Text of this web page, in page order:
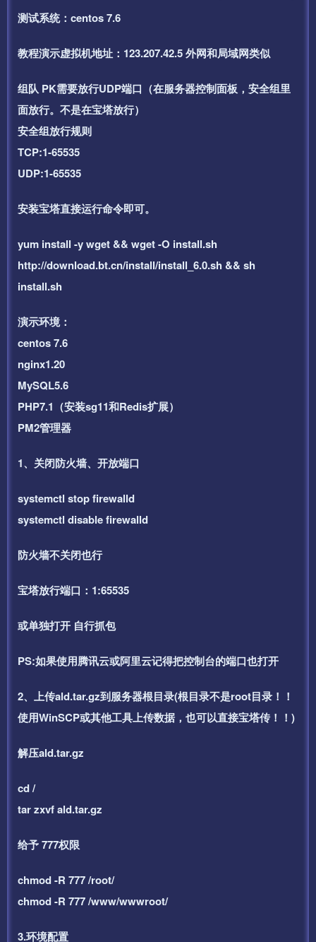
测试系统：centos 7.6
教程演示虚拟机地址：123.207.42.5 外网和局域网类似
组队 PK需要放行UDP端口（在服务器控制面板，安全组里
面放行。不是在宝塔放行）
安全组放行规则
TCP:1-65535
UDP:1-65535
安装宝塔直接运行命令即可。
yum install -y wget && wget -O install.sh
http://download.bt.cn/install/install_6.0.sh && sh
install.sh
演示环境：
centos 7.6
nginx1.20
MySQL5.6
PHP7.1（安装sg11和Redis扩展）
PM2管理器
1、关闭防火墙、开放端口
systemctl stop firewalld
systemctl disable firewalld
防火墙不关闭也行
宝塔放行端口：1:65535
或单独打开 自行抓包
PS:如果使用腾讯云或阿里云记得把控制台的端口也打开
2、上传ald.tar.gz到服务器根目录(根目录不是root目录！！
使用WinSCP或其他工具上传数据，也可以直接宝塔传！！)
解压ald.tar.gz
cd /
tar zxvf ald.tar.gz
给予 777权限
chmod -R 777 /root/
chmod -R 777 /www/wwwroot/
3.环境配置